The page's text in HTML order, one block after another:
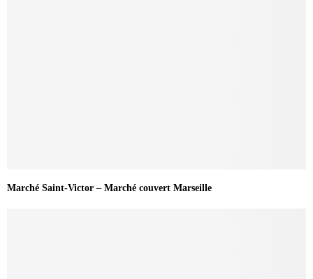
Marché Saint-Victor – Marché couvert Marseille